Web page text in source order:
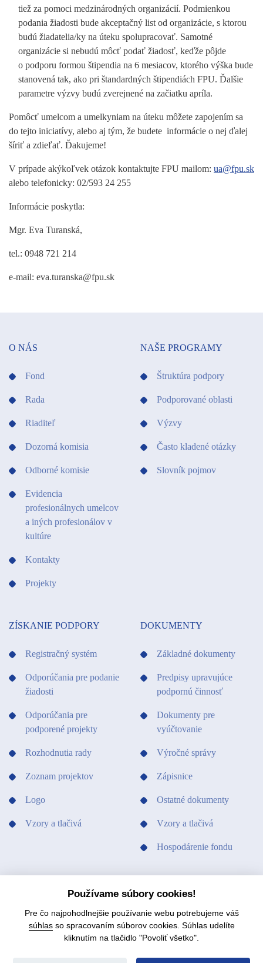
tiež za pomoci medzinárodných organizácií. Podmienkou
podania žiadosti bude akceptačný list od organizácie, s ktorou
budú žiadatelia/ky na úteku spolupracovať. Samotné
organizácie si nebudú môcť podať žiadosť, keďže pôjde
o podporu formou štipendia na 6 mesiacov, ktorého výška bude
stanovená tak, ako pri štandardných štipendiách FPU. Ďalšie
parametre výzvy budú zverejnené na začiatku apríla.
Pomôcť umelcom a umelkyniam na úteku môžete zapojením sa
do tejto iniciatívy, alebo aj tým, že budete informácie o nej ďalej
šíriť a zdieľať. Ďakujeme!
V prípade akýkoľvek otázok kontaktujte FPU mailom: ua@fpu.sk
alebo telefonicky: 02/593 24 255
Informácie poskytla:
Mgr. Eva Turanská,
tel.: 0948 721 214
e-mail: eva.turanska@fpu.sk
O NÁS
Fond
Rada
Riaditeľ
Dozorná komisia
Odborné komisie
Evidencia
profesionálnych umelcov
a iných profesionálov v
kultúre
Kontakty
Projekty
NAŠE PROGRAMY
Štruktúra podpory
Podporované oblasti
Výzvy
Často kladené otázky
Slovník pojmov
ZÍSKANIE PODPORY
Registračný systém
Odporúčania pre podanie
žiadosti
Odporúčania pre
podporené projekty
Rozhodnutia rady
Zoznam projektov
Logo
Vzory a tlačivá
DOKUMENTY
Základné dokumenty
Predpisy upravujúce
podpornú činnosť
Dokumenty pre
vyúčtovanie
Výročné správy
Zápisnice
Ostatné dokumenty
Vzory a tlačivá
Hospodárenie fondu
PODPORILI SME KONTAKTY
Používame súbory cookies!
Pre čo najpohodlnejšie používanie webu potrebujeme váš
súhlasso spracovaním súborov cookies. Súhlas udelíte
kliknutím na tlačidlo "Povoliť všetko".